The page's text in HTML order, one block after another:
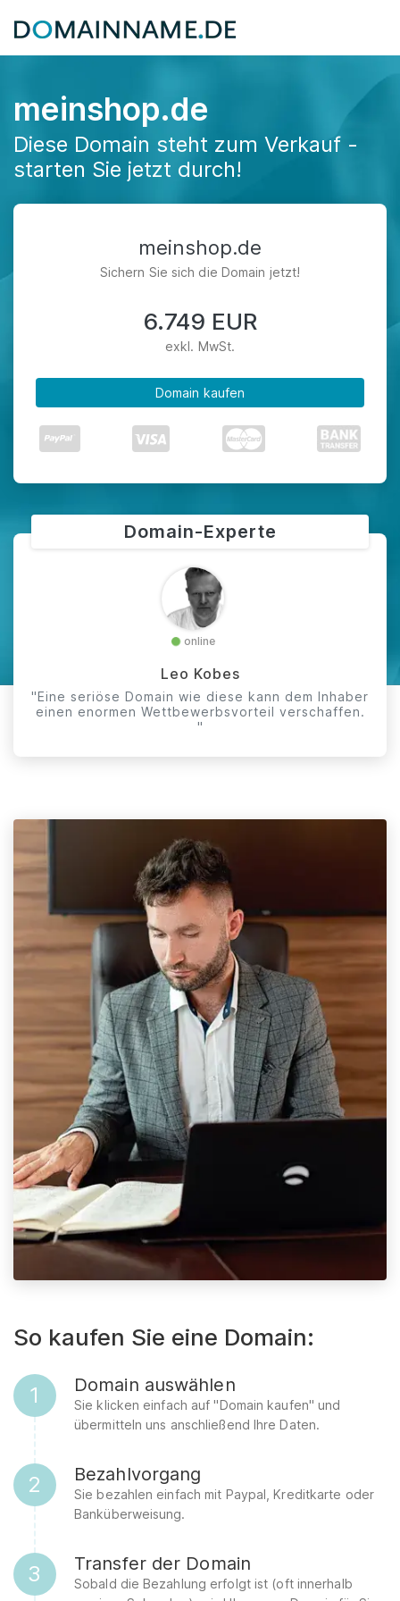
meinshop.de
Diese Domain steht zum Verkauf -
starten Sie jetzt durch!
meinshop.de
Sichern Sie sich die Domain jetzt!
6.749 EUR
exkl. MwSt.
Domain kaufen
Domain-Experte
online
Leo Kobes
"Eine seriöse Domain wie diese kann dem Inhaber
einen enormen Wettbewerbsvorteil verschaffen.
"
So kaufen Sie eine Domain:
1 Domain auswählen
Sie klicken einfach auf "Domain kaufen" und
übermitteln uns anschließend Ihre Daten.
2 Bezahlvorgang
Sie bezahlen einfach mit Paypal, Kreditkarte oder
Banküberweisung.
3 Transfer der Domain
Sobald die Bezahlung erfolgt ist (oft innerhalb